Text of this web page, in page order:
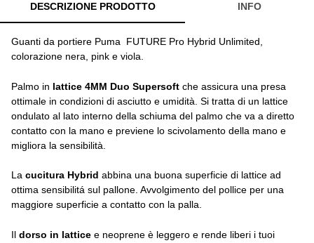
DESCRIZIONE PRODOTTO INFO
Guanti da portiere Puma FUTURE Pro Hybrid Unlimited,
colorazione nera, pink e viola.
Palmo in lattice 4MM Duo Supersoft che assicura una presa
ottimale in condizioni di asciutto e umidità. Si tratta di un lattice
ondulato al lato interno della schiuma del palmo che va a diretto
contatto con la mano e previene lo scivolamento della mano e
migliora la sensibilità.
La cucitura Hybrid abbina una buona superficie di lattice ad
ottima sensibilitá sul pallone. Avvolgimento del pollice per una
maggiore superficie a contatto con la palla.
Il dorso in lattice e neoprene è leggero e rende liberi i tuoi